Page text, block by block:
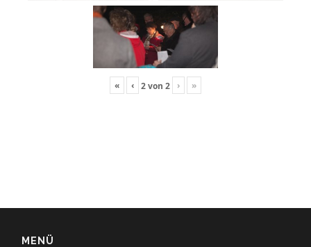
« ‹ 2von 2 › »
MENÜ